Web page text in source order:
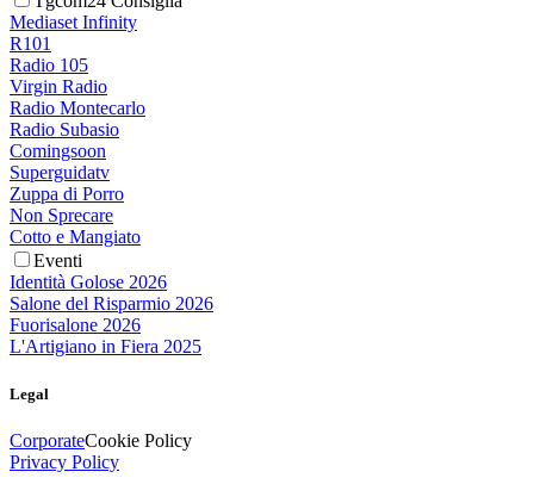
Mediaset Infinity
R101
Radio 105
Virgin Radio
Radio Montecarlo
Radio Subasio
Comingsoon
Superguidatv
Zuppa di Porro
Non Sprecare
Cotto e Mangiato
Eventi
Identità Golose 2026
Salone del Risparmio 2026
Fuorisalone 2026
L'Artigiano in Fiera 2025
Legal
CorporateCookie Policy
Privacy Policy